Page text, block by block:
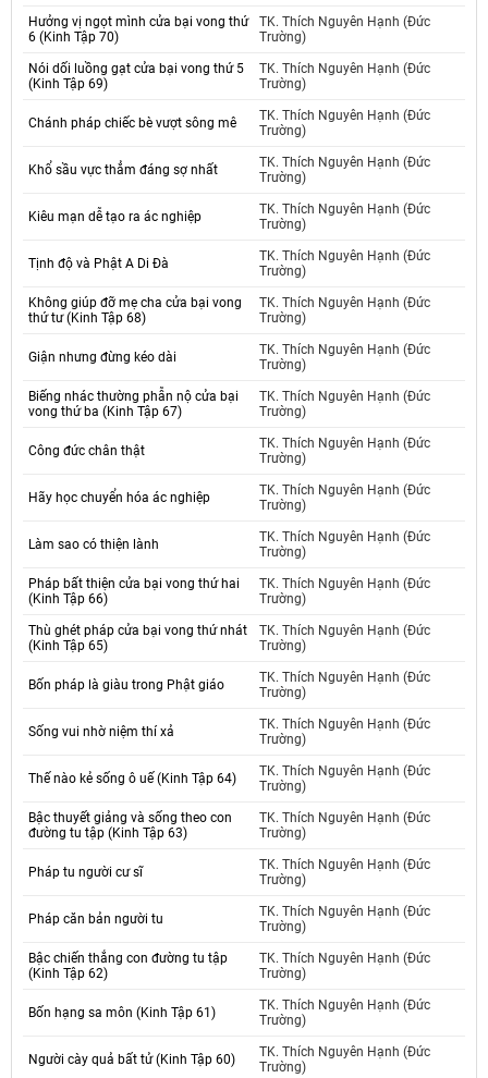
Hưởng vị ngọt mình cửa bại vong thứ
6 (Kinh Tập 70)
TK. Thích Nguyên Hạnh (Đức
Trường)
Nói dối luồng gạt cửa bại vong thứ 5
(Kinh Tập 69)
TK. Thích Nguyên Hạnh (Đức
Trường)
Chánh pháp chiếc bè vượt sông mê
TK. Thích Nguyên Hạnh (Đức
Trường)
Khổ sầu vực thẳm đáng sợ nhất
TK. Thích Nguyên Hạnh (Đức
Trường)
Kiêu mạn dễ tạo ra ác nghiệp
TK. Thích Nguyên Hạnh (Đức
Trường)
Tịnh độ và Phật A Di Đà
TK. Thích Nguyên Hạnh (Đức
Trường)
Không giúp đỡ mẹ cha cửa bại vong
thứ tư (Kinh Tập 68)
TK. Thích Nguyên Hạnh (Đức
Trường)
Giận nhưng đừng kéo dài
TK. Thích Nguyên Hạnh (Đức
Trường)
Biếng nhác thường phẫn nộ cửa bại
vong thứ ba (Kinh Tập 67)
TK. Thích Nguyên Hạnh (Đức
Trường)
Công đức chân thật
TK. Thích Nguyên Hạnh (Đức
Trường)
Hãy học chuyển hóa ác nghiệp
TK. Thích Nguyên Hạnh (Đức
Trường)
Làm sao có thiện lành
TK. Thích Nguyên Hạnh (Đức
Trường)
Pháp bất thiện cửa bại vong thứ hai
(Kinh Tập 66)
TK. Thích Nguyên Hạnh (Đức
Trường)
Thù ghét pháp cửa bại vong thứ nhát
(Kinh Tập 65)
TK. Thích Nguyên Hạnh (Đức
Trường)
Bốn pháp là giàu trong Phật giáo
TK. Thích Nguyên Hạnh (Đức
Trường)
Sống vui nhờ niệm thí xả
TK. Thích Nguyên Hạnh (Đức
Trường)
Thế nào kẻ sống ô uế (Kinh Tập 64)
TK. Thích Nguyên Hạnh (Đức
Trường)
Bậc thuyết giảng và sống theo con
đường tu tập (Kinh Tập 63)
TK. Thích Nguyên Hạnh (Đức
Trường)
Pháp tu người cư sĩ
TK. Thích Nguyên Hạnh (Đức
Trường)
Pháp căn bản người tu
TK. Thích Nguyên Hạnh (Đức
Trường)
Bậc chiến thắng con đường tu tập
(Kinh Tập 62)
TK. Thích Nguyên Hạnh (Đức
Trường)
Bốn hạng sa môn (Kinh Tập 61)
TK. Thích Nguyên Hạnh (Đức
Trường)
Người cày quả bất tử (Kinh Tập 60)
TK. Thích Nguyên Hạnh (Đức
Trường)